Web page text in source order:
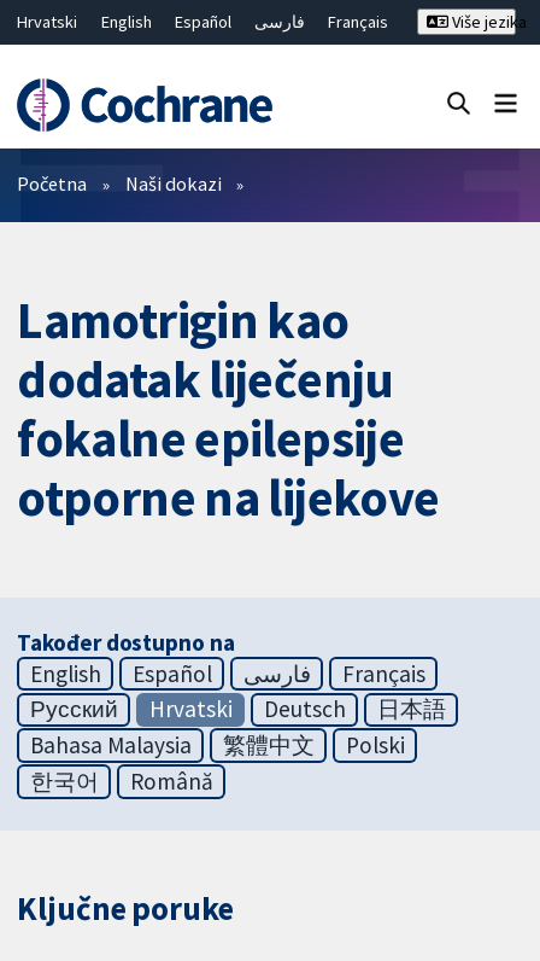
Hrvatski English Español فارسی
Français
繁體中文
简体中文
Više jezika
Prečistači
Početna Naši dokazi
Lamotrigin kao
dodatak liječenju
fokalne epilepsije
otporne na lijekove
Također dostupno na
English
Español فارسی
Français
Русский
Hrvatski Deutsch
日本語
Bahasa Malaysia
繁體中文
Polski
한국어
Română
Ključne poruke